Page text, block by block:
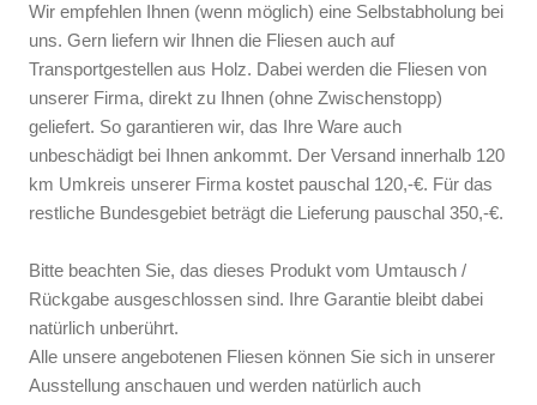
Wir empfehlen Ihnen (wenn möglich) eine Selbstabholung bei
uns. Gern liefern wir Ihnen die Fliesen auch auf
Transportgestellen aus Holz. Dabei werden die Fliesen von
unserer Firma, direkt zu Ihnen (ohne Zwischenstopp)
geliefert. So garantieren wir, das Ihre Ware auch
unbeschädigt bei Ihnen ankommt. Der Versand innerhalb 120
km Umkreis unserer Firma kostet pauschal 120,-€. Für das
restliche Bundesgebiet beträgt die Lieferung pauschal 350,-€.
Bitte beachten Sie, das dieses Produkt vom Umtausch /
Rückgabe ausgeschlossen sind. Ihre Garantie bleibt dabei
natürlich unberührt.
Alle unsere angebotenen Fliesen können Sie sich in unserer
Ausstellung anschauen und werden natürlich auch